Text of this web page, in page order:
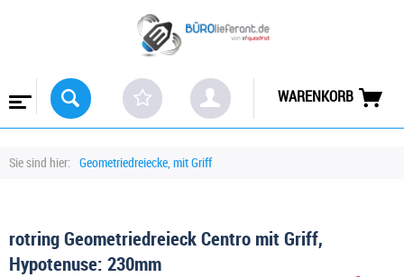
WARENKORB
Sie sind hier: Geometriedreiecke, mit Griff
rotring Geometriedreieck Centro mit Griff,
Hypotenuse: 230mm